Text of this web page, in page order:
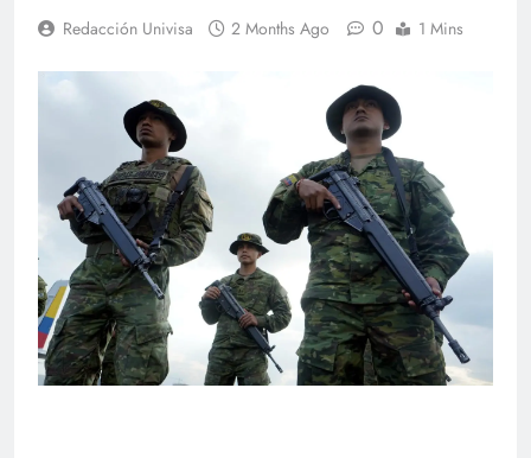
Redacción Univisa 2 Months Ago 0 1 Mins